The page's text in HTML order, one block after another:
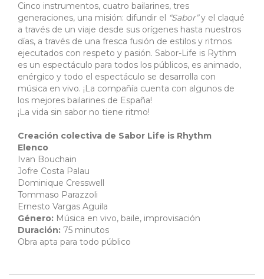
Cinco instrumentos, cuatro bailarines, tres
generaciones, una misión: difundir el “Sabor”y el claqué
a través de un viaje desde sus orígenes hasta nuestros
días, a través de una fresca fusión de estilos y ritmos
ejecutados con respeto y pasión. Sabor-Life is Rythm
es un espectáculo para todos los públicos, es animado,
enérgico y todo el espectáculo se desarrolla con
música en vivo. ¡La compañía cuenta con algunos de
los mejores bailarines de España!
¡La vida sin sabor no tiene ritmo!
Creación colectiva de Sabor Life is Rhythm
Elenco
Ivan Bouchain
Jofre Costa Palau
Dominique Cresswell
Tommaso Parazzoli
Ernesto Vargas Aguila
Género: Música en vivo, baile, improvisación
Duración: 75 minutos
Obra apta para todo público